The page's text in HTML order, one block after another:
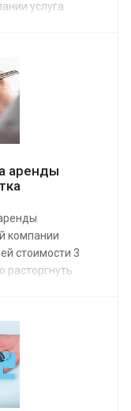
услуга
аренды
компании
стоимости 3
расторгнуть